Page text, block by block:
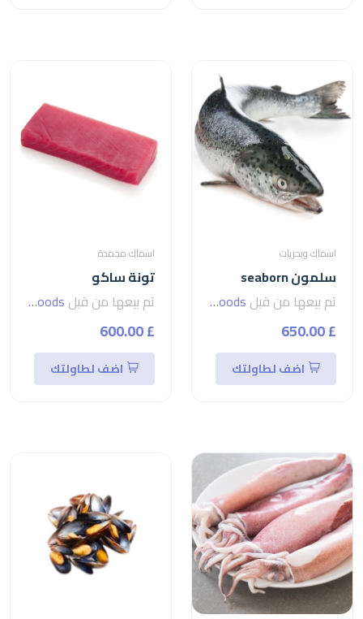
اسماك وبحريات
سلمون seaborn
تم بيعها من قبل seven foods
£ 650.00
اضف لطاولتك
اسماك مجمدة
تونة ساكو
تم بيعها من قبل seven foods
£ 600.00
اضف لطاولتك